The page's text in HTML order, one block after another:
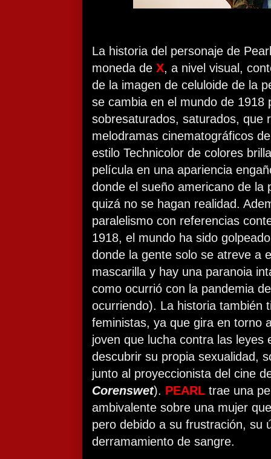
La historia del personaje de
moneda de X, a nivel visual,
de la imagen de celuloide de la
se cambia en el mundo de 1918
sobresaturados, saturados, que
melodramas cinematográficos
estilo Technicolor de colores
película en una apariencia
donde el sueño americano de la
quizá no se hagan realidad.
paralelismo con referencias
1918, el mundo ha sido
donde la gente solo se atreve a
mascarilla y hay una paranoia
como ocurrió con la pandemia
ocurriendo). La historia también
feministas, ya que gira en torno
joven que lucha contra las leyes
descubrir su propia sexualidad,
junto al proyeccionista del cine
Corenswet). PEARL trae una
ambivalente sobre una mujer
pero debido a su frustración, su
derramamiento de sangre.